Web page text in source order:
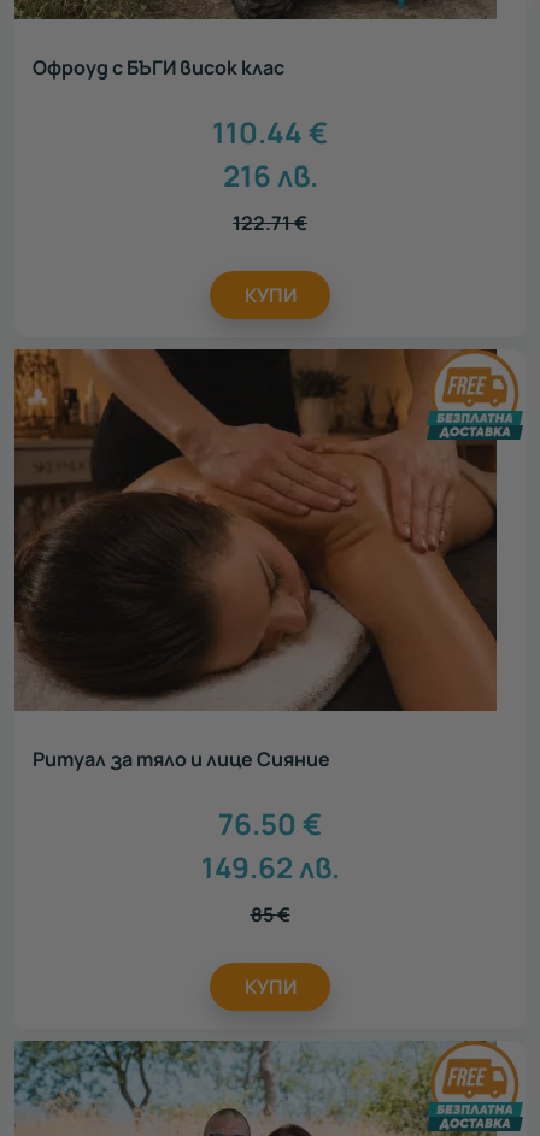
Офроуд с БЪГИ висок клас
110.44€
216лв.
122.71€
КУПИ
Ритуал за тяло и лице Сияние
76.50 €
149.62лв.
85€
КУПИ